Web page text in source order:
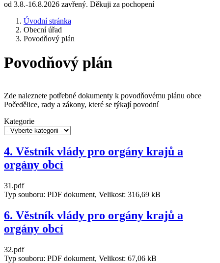
od 3.8.-16.8.2026 zavřený. Děkuji za pochopení
Úvodní stránka
Obecní úřad
Povodňový plán
Povodňový plán
Zde naleznete potřebné dokumenty k povodňovému plánu obce
Počedělice, rady a zákony, které se týkají povodní
Kategorie
4. Věstník vlády pro orgány krajů a
orgány obcí
31.pdf
Typ souboru: PDF dokument, Velikost: 316,69 kB
6. Věstník vlády pro orgány krajů a
orgány obcí
32.pdf
Typ souboru: PDF dokument, Velikost: 67,06 kB